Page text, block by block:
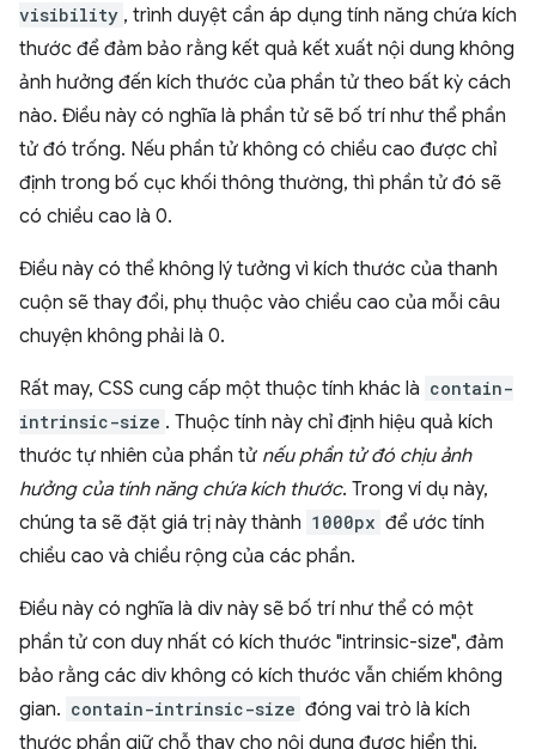
visibility , trình duyệt cần áp dụng tính năng chứa kích
thước để đảm bảo rằng kết quả kết xuất nội dung không
ảnh hưởng đến kích thước của phần tử theo bất kỳ cách
nào. Điều này có nghĩa là phần tử sẽ bố trí như thể phần
tử đó trống. Nếu phần tử không có chiều cao được chỉ
định trong bố cục khối thông thường, thì phần tử đó sẽ
có chiều cao là 0.
Điều này có thể không lý tưởng vì kích thước của thanh
cuộn sẽ thay đổi, phụ thuộc vào chiều cao của mỗi câu
chuyện không phải là 0.
Rất may, CSS cung cấp một thuộc tính khác là contain-
intrinsic-size . Thuộc tính này chỉ định hiệu quả kích
thước tự nhiên của phần tử nếu phần tử đó chịu ảnh
hưởng của tính năng chứa kích thước. Trong ví dụ này,
chúng ta sẽ đặt giá trị này thành 1000px để ước tính
chiều cao và chiều rộng của các phần.
Điều này có nghĩa là div này sẽ bố trí như thể có một
phần tử con duy nhất có kích thước "intrinsic-size", đảm
bảo rằng các div không có kích thước vẫn chiếm không
gian. contain-intrinsic-size đóng vai trò là kích
thước phần giữ chỗ thay cho nội dung được hiển thị.